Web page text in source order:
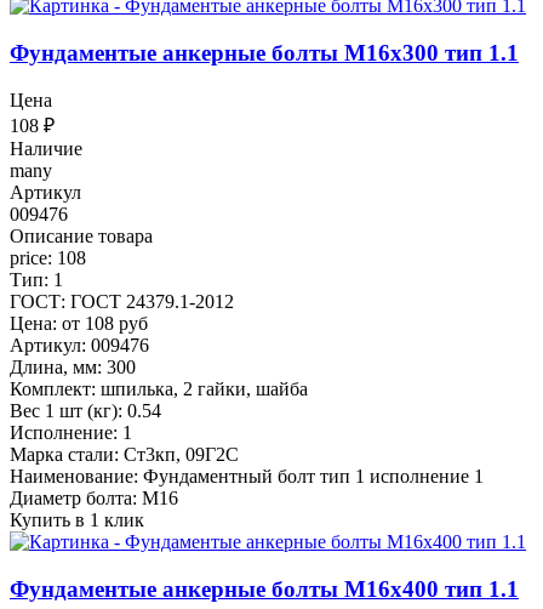
Фундаментые анкерные болты М16x300 тип 1.1
Цена
108 ₽
Наличие
many
Артикул
009476
Описание товара
price: 108
Тип: 1
ГОСТ: ГОСТ 24379.1-2012
Цена: от 108 руб
Артикул: 009476
Длина, мм: 300
Комплект: шпилька, 2 гайки, шайба
Вес 1 шт (кг): 0.54
Исполнение: 1
Марка стали: Ст3кп, 09Г2С
Наименование: Фундаментный болт тип 1 исполнение 1
Диаметр болта: М16
Купить в 1 клик
Фундаментые анкерные болты М16x400 тип 1.1